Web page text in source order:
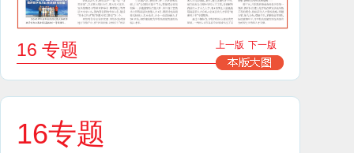
16 专题 上一版 下一版
16专题